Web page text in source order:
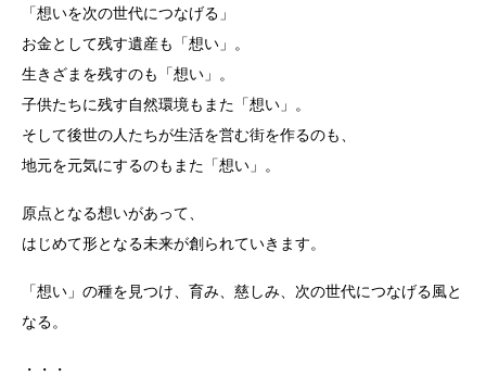
「想いを次の世代につなげる」
お金として残す遺産も「想い」。
生きざまを残すのも「想い」。
子供たちに残す自然環境もまた「想い」。
そして後世の人たちが生活を営む街を作るのも、
地元を元気にするのもまた「想い」。
原点となる想いがあって、
はじめて形となる未来が創られていきます。
「想い」の種を見つけ、育み、慈しみ、次の世代につなげる風と
なる。
・・・